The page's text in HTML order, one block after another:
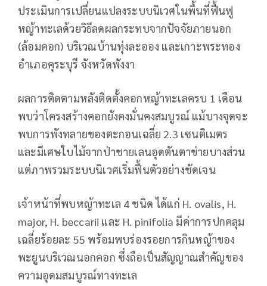
ประเมินการเปลี่ยนแปลงระบบนิเวศในพื้นที่ฟื้นฟู
หญ้าทะเลด้วยวิธีลดผลกระทบจากปัจจัยภายนอก
(ล้อมคอก) บริเวณบ้านทุ่งละออง และเกาะพระทอง
อำเภอคุระบุรี จังหวัดพังงา
ผลการติดตามหลังติดตั้งคอกหญ้าทะเลครบ 1 เดือน
พบว่าโครงสร้างคอกยังคงมั่นคงสมบูรณ์ แม้บางจุดจะ
พบการพังทลายของตะกอนเฉลี่ย 2.3 เซนติเมตร
และมีเศษใบไม้จากป่าชายเลนอุดตันตาข่ายบางส่วน
แต่ภาพรวมระบบนิเวศเริ่มฟื้นตัวอย่างชัดเจน
เจ้าหน้าที่พบหญ้าทะเล 4 ชนิด ได้แก่ H. ovalis, H.
major, H. beccarii และ H. pinifolia มีค่าการปกคลุม
เฉลี่ยร้อยละ 55 พร้อมพบร่องรอยการกินหญ้าของ
พะยูนบริเวณนอกคอก ซึ่งถือเป็นสัญญาณสำคัญของ
ความอุดมสมบูรณ์ทางทะเล